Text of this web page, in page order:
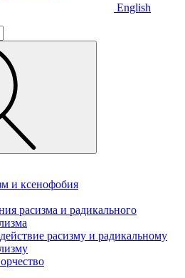
English
и ксенофобия
расизма и радикального
расизму и радикальному